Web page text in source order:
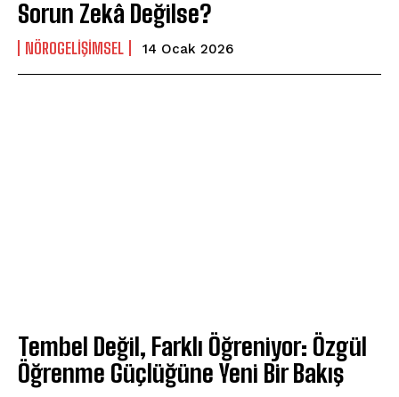
Sorun Zekâ Değilse?
NÖROGELIŞIMSEL 14 Ocak 2026
Tembel Değil, Farklı Öğreniyor: Özgül
Öğrenme Güçlüğüne Yeni Bir Bakış